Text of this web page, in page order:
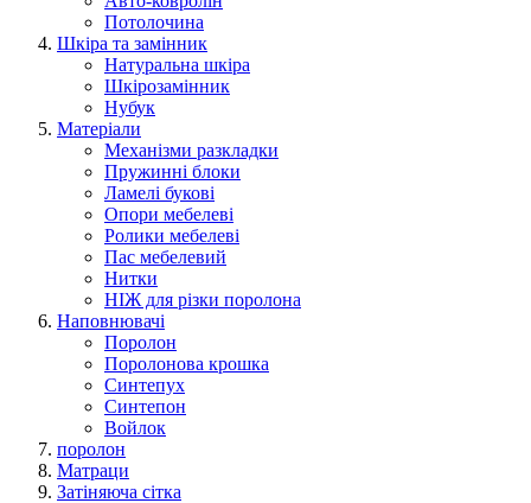
Потолочина
Шкіра та замінник
Натуральна шкіра
Шкірозамінник
Нубук
Матеріали
Механізми разкладки
Пружинні блоки
Ламелі букові
Опори мебелеві
Ролики мебелеві
Пас мебелевий
Нитки
НІЖ для різки поролона
Наповнювачі
Поролон
Поролонова крошка
Синтепух
Синтепон
Войлок
поролон
Матраци
Затіняюча сітка